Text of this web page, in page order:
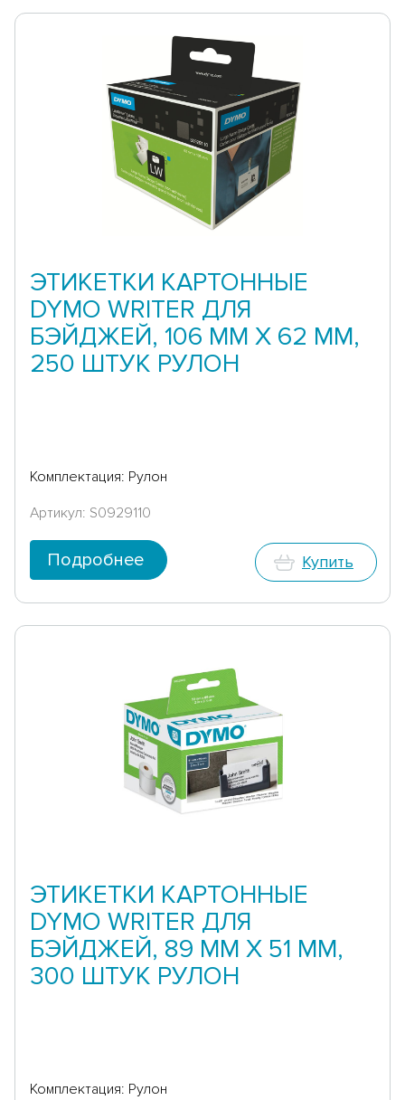
ЭТИКЕТКИ КАРТОННЫЕ
DYMO WRITER ДЛЯ
БЭЙДЖЕЙ, 106 ММ X 62 ММ,
250 ШТУК РУЛОН
Комплектация: Рулон
Артикул: S0929110
Подробнее Купить
ЭТИКЕТКИ КАРТОННЫЕ
DYMO WRITER ДЛЯ
БЭЙДЖЕЙ, 89 ММ X 51 ММ,
300 ШТУК РУЛОН
Комплектация: Рулон